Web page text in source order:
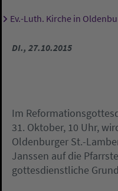
Sie sind hier:
Ev.-Luth. Kirche in
DI., 27.10.2015
Im
31. Oktober, 10 Uhr,
Oldenburger St.-
Janssen auf die
gottesdienstliche